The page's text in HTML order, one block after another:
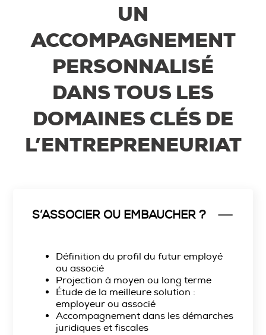
UN
ACCOMPAGNEMENT
PERSONNALISÉ
DANS TOUS LES
DOMAINES CLÉS DE
L’ENTREPRENEURIAT
S’ASSOCIER OU EMBAUCHER ?
Définition du profil du futur employé
ou associé
Projection à moyen ou long terme
Étude de la meilleure solution :
employeur ou associé
Accompagnement dans les démarches
juridiques et fiscales